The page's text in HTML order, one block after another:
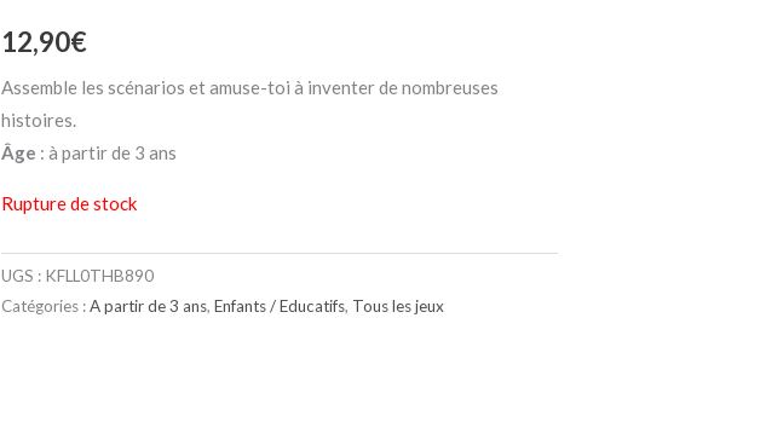
12,90€
Assemble les scénarios et amuse-toi à inventer de nombreuses
histoires.
Âge : à partir de 3 ans
Rupture de stock
UGS : KFLL0THB890
Catégories :A partir de 3 ans, Enfants / Educatifs, Tous les jeux